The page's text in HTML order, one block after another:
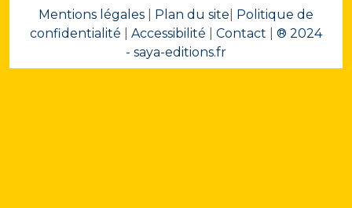
Mentions légales Plan du site
Politique de
confidentialité
Accessibilité Contact
® 2024
- saya-editions.fr